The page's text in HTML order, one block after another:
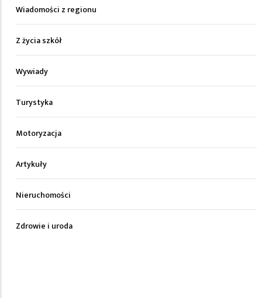
Wiadomości z regionu
Z życia szkół
Wywiady
Turystyka
Motoryzacja
Artykuły
Nieruchomości
Zdrowie i uroda